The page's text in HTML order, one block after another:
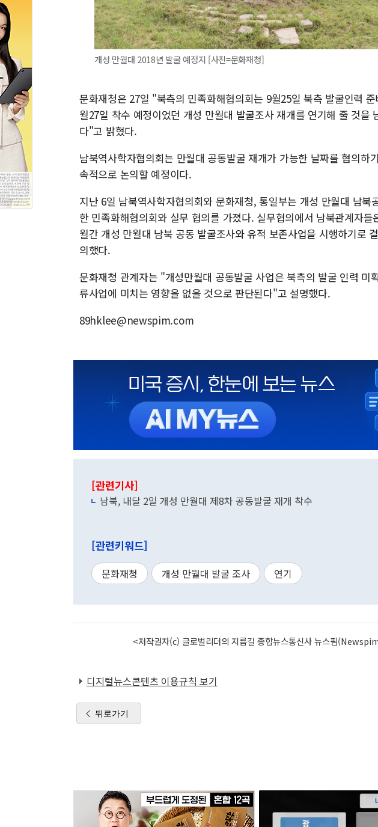
개성 만월대 2018년 발굴 예정지 [사진=문화재청]
문화재청은 27일 "북측의 민족화해협의회는 9월25일 북측 발굴인력
월27일 착수 예정이었던 개성 만월대 발굴조사 재개를 연기해 줄 것을
다"고 밝혔다.
남북역사학자협의회는 만월대 공동발굴 재개가 가능한 날짜를 협의하
속적으로 논의할 예정이다.
지난 6일 남북역사학자협의회와 문화재청, 통일부는 개성 만월대 남북
한 민족화해협의회와 실무 협의를 가졌다. 실무협의에서 남북관계자들
월간 개성 만월대 남북 공동 발굴조사와 유적 보존사업을 시행하기로
의했다.
문화재청 관계자는 "개성만월대 공동발굴 사업은 북측의 발굴 인력 미
류사업에 미치는 영향을 없을 것으로 판단된다"고 설명했다.
89hklee@newspim.com
[관련기사]
남북, 내달 2일 개성 만월대 제8차 공동발굴 재개 착수
[관련키워드]
문화재청 개성 만월대 발굴 조사 연기
<저작권자(c) 글로벌리더의 지름길 종합뉴스통신사 뉴스핌
디지털뉴스콘텐츠 이용규칙 보기
뒤로가기